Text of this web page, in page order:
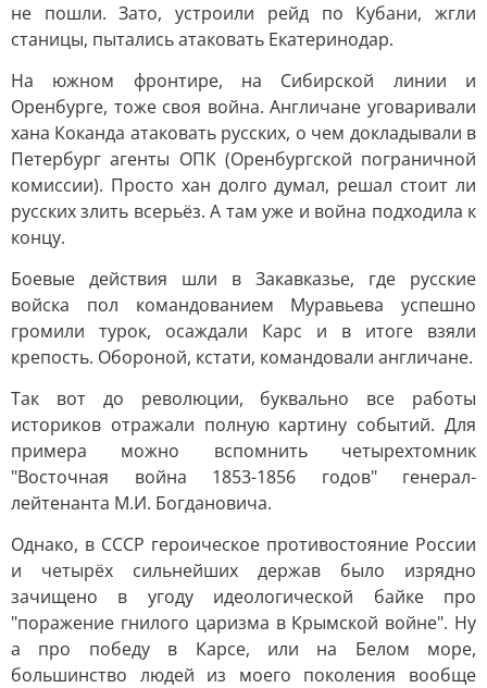
не пошли. Зато, устроили рейд по Кубани, жгли
станицы, пытались атаковать Екатеринодар.
На южном фронтире, на Сибирской линии и
Оренбурге, тоже своя война. Англичане уговаривали
хана Коканда атаковать русских, о чем докладывали в
Петербург агенты ОПК (Оренбургской пограничной
комиссии). Просто хан долго думал, решал стоит ли
русских злить всерьёз. А там уже и война подходила к
концу.
Боевые действия шли в Закавказье, где русские
войска пол командованием Муравьева успешно
громили турок, осаждали Карс и в итоге взяли
крепость. Обороной, кстати, командовали англичане.
Так вот до революции, буквально все работы
историков отражали полную картину событий. Для
примера можно вспомнить четырехтомник
"Восточная война 1853-1856 годов" генерал-
лейтенанта М.И. Богдановича.
Однако, в СССР героическое противостояние России
и четырёх сильнейших держав было изрядно
зачищено в угоду идеологической байке про
"поражение гнилого царизма в Крымской войне". Ну
а про победу в Карсе, или на Белом море,
большинство людей из моего поколения вообще